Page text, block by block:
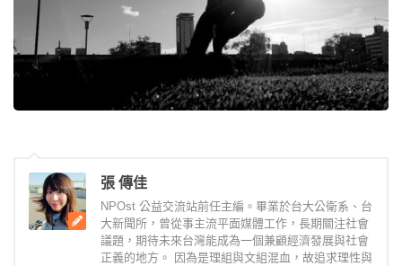
張 傳佳
NPOst 公益交流站前任主編。畢業於台大公衛系、台
大新聞所，曾從事主流平面媒體工作，長期關注社會
議題，期待未來台灣能成為一個兼顧經濟發展與社會
正義的地方。 因為是理組與文組混血，故追求理性與